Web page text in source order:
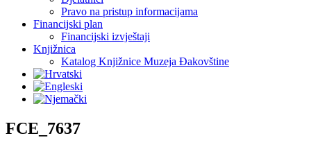
Pravo na pristup informacijama
Financijski plan
Financijski izvještaji
Knjižnica
Katalog Knjižnice Muzeja Đakovštine
FCE_7637